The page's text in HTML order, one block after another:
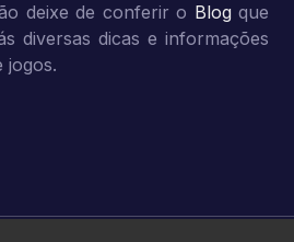
deixe de conferir o Blog que
diversas dicas e informações
jogos.